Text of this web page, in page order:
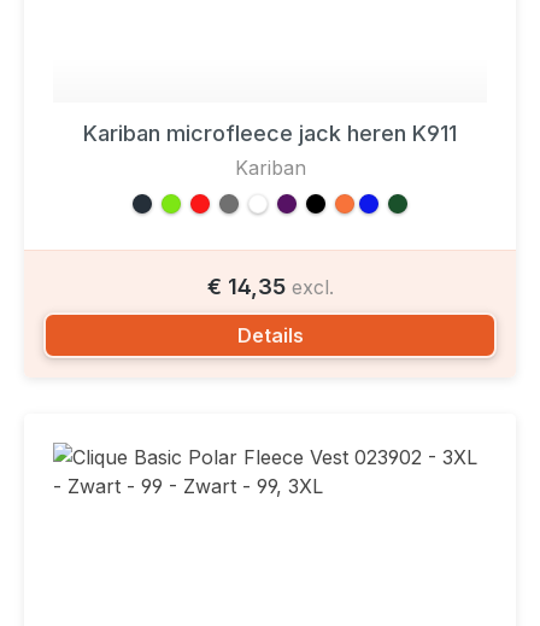
Kariban microfleece jack heren K911
Kariban
€ 14,35 excl.
Details